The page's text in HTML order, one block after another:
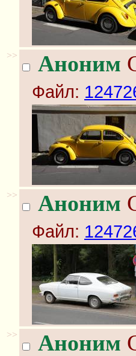
>> Аноним
Файл:
>> Аноним
Файл:
>> Аноним